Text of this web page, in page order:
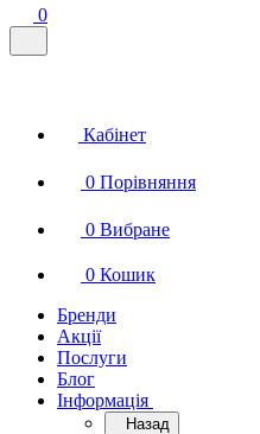
0
Кабінет
0 Порівняння
0 Вибране
0 Кошик
Бренди
Акції
Послуги
Блог
Інформація
Назад